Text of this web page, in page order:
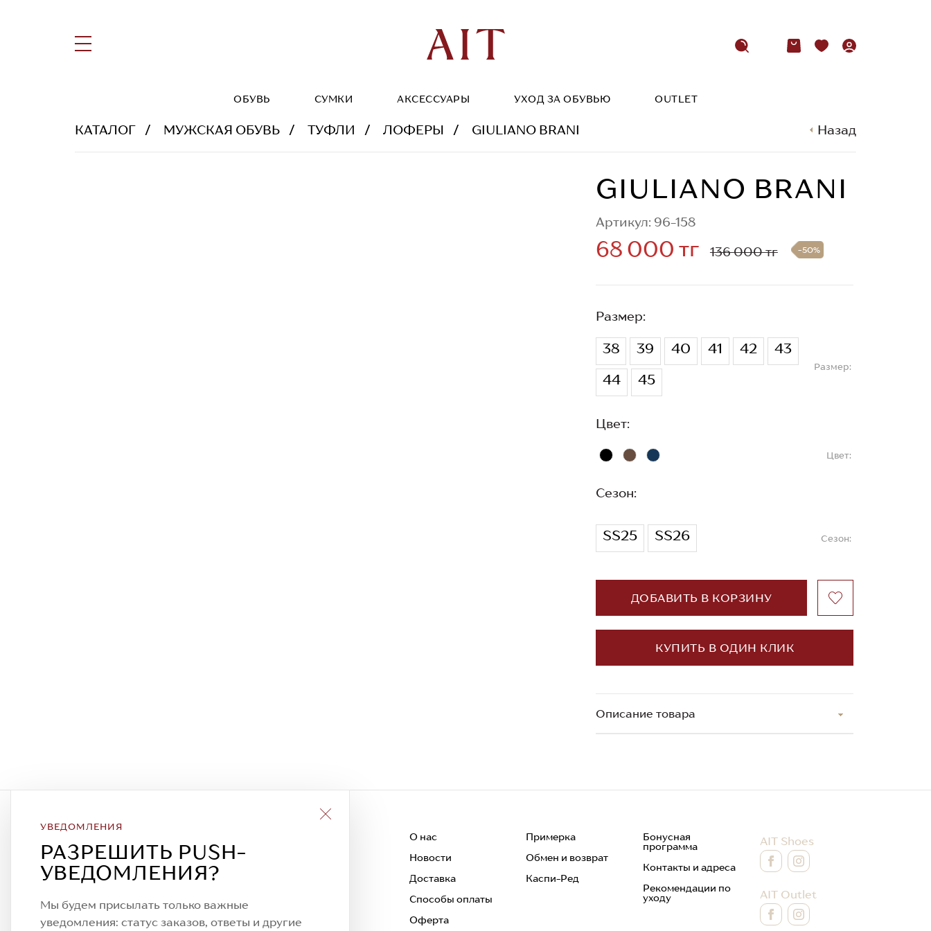
ОБУВЬ СУМКИ АКСЕССУАРЫ УХОД ЗА ОБУВЬЮ OUTLET
КАТАЛОГ МУЖСКАЯ ОБУВЬ ТУФЛИ ЛОФЕРЫ GIULIANO BRANI Назад
GIULIANO BRANI
Артикул: 96-158
68 000 тг 136 000 тг -50%
Размер:
38 39 40 41 42
43
44
45
Размер:
Цвет:
Цвет:
Сезон:
SS25 SS26 Сезон:
ДОБАВИТЬ В КОРЗИНУ
КУПИТЬ В ОДИН КЛИК
Описание товара
УВЕДОМЛЕНИЯ
РАЗРЕШИТЬ PUSH-
УВЕДОМЛЕНИЯ?
Мы будем присылать только важные
уведомления: статус заказов, ответы и другие
Подписаться на рассылку
Всегда будьте в курсе новых акций и
спецпредложений!
О нас
Новости
Доставка
Способы оплаты
Оферта
Примерка
Обмен и возврат
Каспи-Ред
Бонусная
программа
Контакты и адреса
Рекомендации по
уходу
AIT Shoes
AIT Outlet